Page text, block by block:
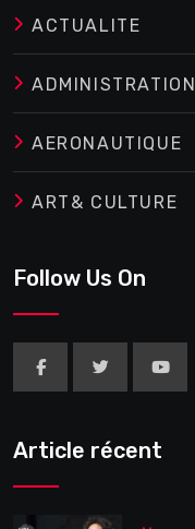
ACTUALITE
ADMINISTRATION
AERONAUTIQUE
ART& CULTURE
Follow Us On
Article récent